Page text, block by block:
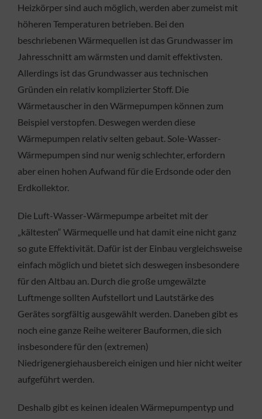
Heizkörper sind auch möglich, werden aber zumeist mit
höheren Temperaturen betrieben. Bei den
beschriebenen Wärmequellen ist das Grundwasser im
Jahresschnitt am wärmsten und damit effektivsten.
Allerdings ist das Grundwasser aus technischen
Gründen ein relativ komplizierter Stoff. Die
Wärmetauscher in den Wärmepumpen können zum
Beispiel verstopfen. Deswegen werden diese
Wärmepumpen relativ selten gebaut. Sole-Wasser-
Wärmepumpen sind nur wenig schlechter, erfordern
aber einen hohen Aufwand für die Erdsonde oder den
Erdkollektor.
Die Luft-Wasser-Wärmepumpe arbeitet mit der
„kältesten“ Wärmequelle und hat damit eine nicht ganz
so gute Effektivität. Dafür ist der Einbau vergleichsweise
einfach möglich und bietet sich deswegen insbesondere
für den Altbau an. Durch die große umgewälzte
Luftmenge sollten Aufstellort und Lautstärke des
Gerätes sorgfältig ausgewählt werden. Daneben gibt es
noch eine ganze Reihe weiterer Bauformen, die sich
insbesondere für den (extremen)
Niedrigenergiehausbereich einigen und hier nicht weiter
aufgeführt werden.
Deshalb gibt es keinen idealen Wärmepumpentyp und